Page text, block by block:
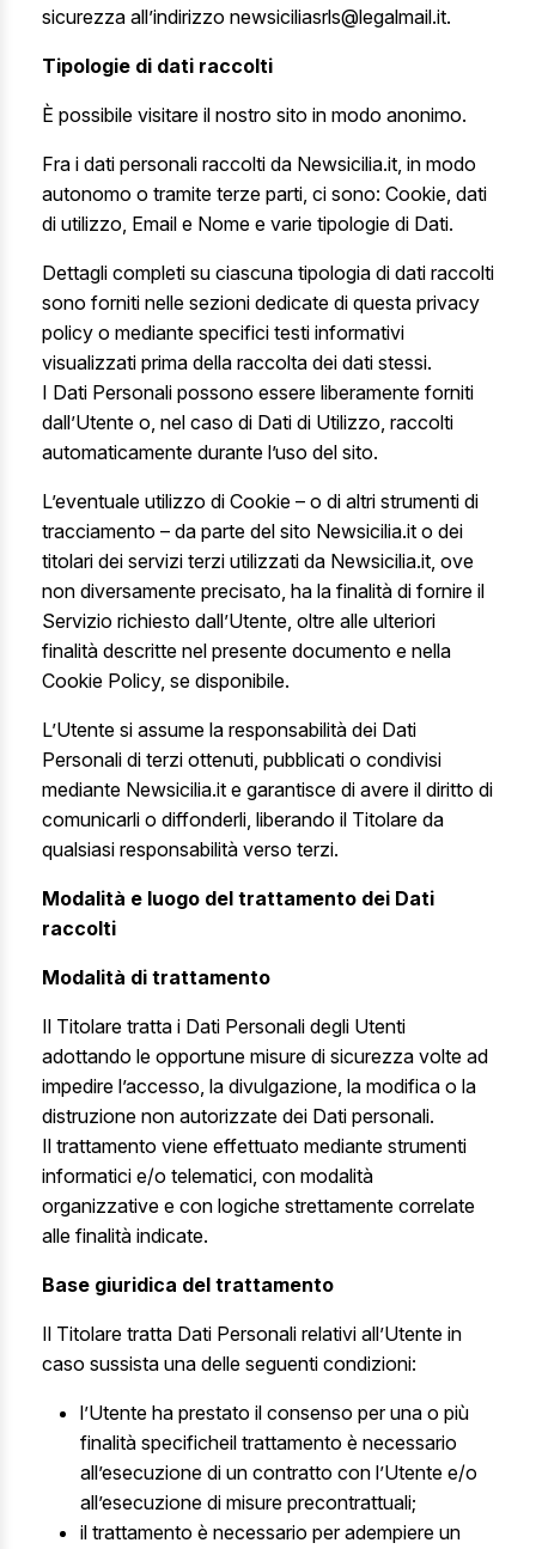
sicurezza all’indirizzo newsiciliasrls@legalmail.it.
Tipologie di dati raccolti
È possibile visitare il nostro sito in modo anonimo.
Fra i dati personali raccolti da Newsicilia.it, in modo
autonomo o tramite terze parti, ci sono: Cookie, dati
di utilizzo, Email e Nome e varie tipologie di Dati.
Dettagli completi su ciascuna tipologia di dati raccolti
sono forniti nelle sezioni dedicate di questa privacy
policy o mediante specifici testi informativi
visualizzati prima della raccolta dei dati stessi.
I Dati Personali possono essere liberamente forniti
dall’Utente o, nel caso di Dati di Utilizzo, raccolti
automaticamente durante l’uso del sito.
L’eventuale utilizzo di Cookie – o di altri strumenti di
tracciamento – da parte del sito Newsicilia.it o dei
titolari dei servizi terzi utilizzati da Newsicilia.it, ove
non diversamente precisato, ha la finalità di fornire il
Servizio richiesto dall’Utente, oltre alle ulteriori
finalità descritte nel presente documento e nella
Cookie Policy, se disponibile.
L’Utente si assume la responsabilità dei Dati
Personali di terzi ottenuti, pubblicati o condivisi
mediante Newsicilia.it e garantisce di avere il diritto di
comunicarli o diffonderli, liberando il Titolare da
qualsiasi responsabilità verso terzi.
Modalità e luogo del trattamento dei Dati
raccolti
Modalità di trattamento
Il Titolare tratta i Dati Personali degli Utenti
adottando le opportune misure di sicurezza volte ad
impedire l’accesso, la divulgazione, la modifica o la
distruzione non autorizzate dei Dati personali.
Il trattamento viene effettuato mediante strumenti
informatici e/o telematici, con modalità
organizzative e con logiche strettamente correlate
alle finalità indicate.
Base giuridica del trattamento
Il Titolare tratta Dati Personali relativi all’Utente in
caso sussista una delle seguenti condizioni:
l’Utente ha prestato il consenso per una o più
finalità specificheil trattamento è necessario
all’esecuzione di un contratto con l’Utente e/o
all’esecuzione di misure precontrattuali;
il trattamento è necessario per adempiere un